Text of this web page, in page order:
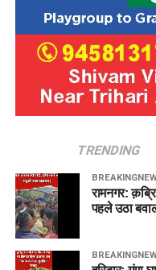
TRENDING
रामनगर:
पहले उठा